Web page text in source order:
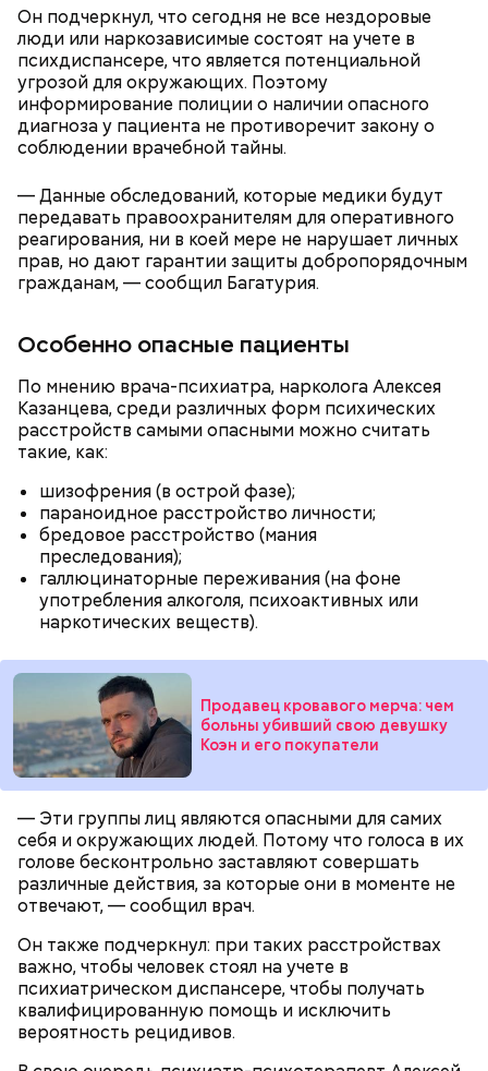
Он подчеркнул, что сегодня не все нездоровые
люди или наркозависимые состоят на учете в
психдиспансере, что является потенциальной
угрозой для окружающих. Поэтому
информирование полиции о наличии опасного
диагноза у пациента не противоречит закону о
соблюдении врачебной тайны.
— Данные обследований, которые медики будут
передавать правоохранителям для оперативного
реагирования, ни в коей мере не нарушает личных
прав, но дают гарантии защиты добропорядочным
гражданам, — сообщил Багатурия.
Особенно опасные пациенты
По мнению врача-психиатра, нарколога Алексея
Казанцева, среди различных форм психических
расстройств самыми опасными можно считать
такие, как:
шизофрения (в острой фазе);
параноидное расстройство личности;
бредовое расстройство (мания
преследования);
галлюцинаторные переживания (на фоне
употребления алкоголя, психоактивных или
наркотических веществ).
Продавец кровавого мерча: чем
больны убивший свою девушку
Коэн и его покупатели
— Эти группы лиц являются опасными для самих
себя и окружающих людей. Потому что голоса в их
голове бесконтрольно заставляют совершать
различные действия, за которые они в моменте не
отвечают, — сообщил врач.
Он также подчеркнул: при таких расстройствах
важно, чтобы человек стоял на учете в
психиатрическом диспансере, чтобы получать
квалифицированную помощь и исключить
вероятность рецидивов.
Однако диетолог предупредила: не для всех дыня
есть с осторожностью людям:
лишним весом.
помнить, что сладкими дынями не нужно сильно
увлекаться, так же как и арбузами, людям с
сахарным диабетом и лишним весом, —
подчеркнула доктор.